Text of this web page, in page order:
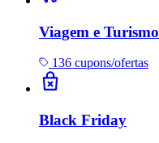
Viagem e Turismo
136 cupons/ofertas
Black Friday